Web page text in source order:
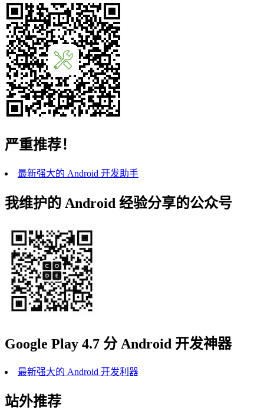
严重推荐！
最新强大的 Android 开发助手
我维护的 Android 经验分享的公众号
Google Play 4.7 分 Android 开发神器
最新强大的 Android 开发利器
站外推荐